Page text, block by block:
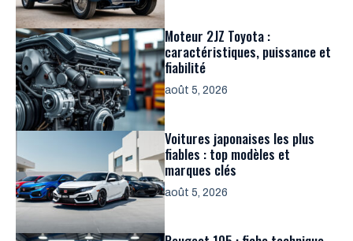
Moteur 2JZ Toyota :
caractéristiques, puissance et
fiabilité
août 5, 2026
Voitures japonaises les plus
fiables : top modèles et
marques clés
août 5, 2026